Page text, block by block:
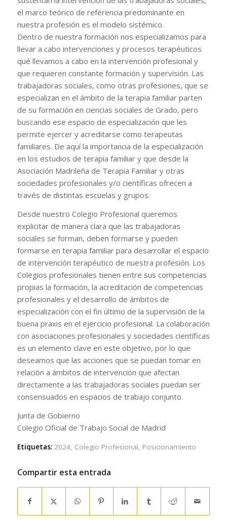
el marco teórico de referencia predominante en
nuestra profesión es el modelo sistémico.
Dentro de nuestra formación nos especializamos para
llevar a cabo intervenciones y procesos terapéuticos
qué llevamos a cabo en la intervención profesional y
que requieren constante formación y supervisión. Las
trabajadoras sociales, como otras profesiones, que se
especializan en el ámbito de la terapia familiar parten
de su formación en ciencias sociales de Grado, pero
buscando ese espacio de especialización que les
permite ejercer y acreditarse como terapeutas
familiares. De aquí la importancia de la especialización
en los estudios de terapia familiar y que desde la
Asociación Madrileña de Terapia Familiar y otras
sociedades profesionales y/o científicas ofrecen a
través de distintas escuelas y grupos.
Desde nuestro Colegio Profesional queremos
explicitar de manera clara que las trabajadoras
sociales se forman, deben formarse y pueden
formarse en terapia familiar para desarrollar el espacio
de intervención terapéutico de nuestra profesión. Los
Colegios profesionales tienen entre sus competencias
propias la formación, la acreditación de competencias
profesionales y el desarrollo de ámbitos de
especialización con el fin último de la supervisión de la
buena praxis en el ejercicio profesional. La colaboración
con asociaciones profesionales y sociedades científicas
es un elemento clave en este objetivo, por lo que
deseamos que las acciones que se puedan tomar en
relación a ámbitos de intervención que afectan
directamente a las trabajadoras sociales puedan ser
consensuados en espacios de trabajo conjunto.
Junta de Gobierno
Colegio Oficial de Trabajo Social de Madrid
Etiquetas: 2024, Colegio Profesional Posicionamiento
Compartir esta entrada